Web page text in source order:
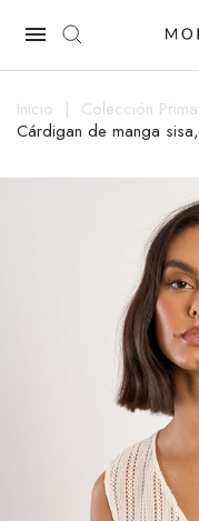

Inicio Colección
Cárdigan de manga